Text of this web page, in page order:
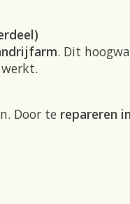
. Dit
Door te repareren